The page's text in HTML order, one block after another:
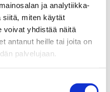
ja analytiikka-
siitä, miten käytät
voivat yhdistää näitä
antanut heille tai joita on
palvelujaan.
Aeolian
Contemporary Art